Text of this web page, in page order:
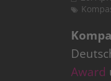
Award